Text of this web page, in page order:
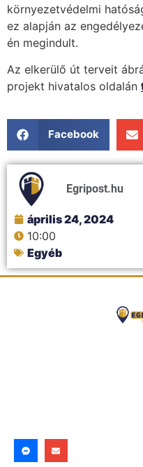
környezetvédelmi
ez alapján az
én megindult.
Az elkerülő út terveit
projekt hivatalos oldalán
Facebook
Egripost.hu
április 24, 2024
10:00
Egyéb